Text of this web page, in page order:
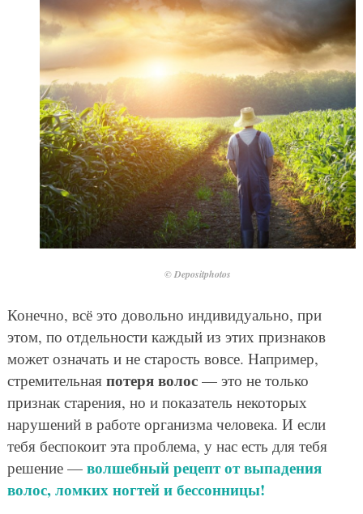
© Depositphotos
Конечно, всё это довольно индивидуально, при
этом, по отдельности каждый из этих признаков
может означать и не старость вовсе. Например,
стремительная потеря волос— это не только
признак старения, но и показатель некоторых
нарушений в работе организма человека. И если
тебя беспокоит эта проблема, у нас есть для тебя
решение — волшебный рецепт от выпадения
волос, ломких ногтей и бессонницы!